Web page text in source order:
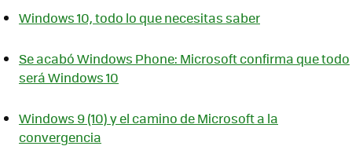
Windows 10, todo lo que necesitas saber
Se acabó Windows Phone: Microsoft confirma que todo
será Windows 10
Windows 9 (10) y el camino de Microsoft a la
convergencia